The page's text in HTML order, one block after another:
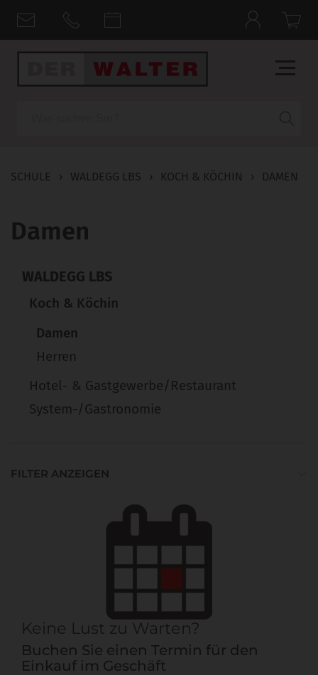
SCHULE › WALDEGG LBS › KOCH & KÖCHIN › DAMEN
Damen
WALDEGG LBS
Koch & Köchin
Damen
Herren
Hotel- & Gastgewerbe/Restaurant
System-/Gastronomie
FILTER ANZEIGEN
Keine Lust zu Warten?
Buchen Sie einen Termin für den
Einkauf im Geschäft